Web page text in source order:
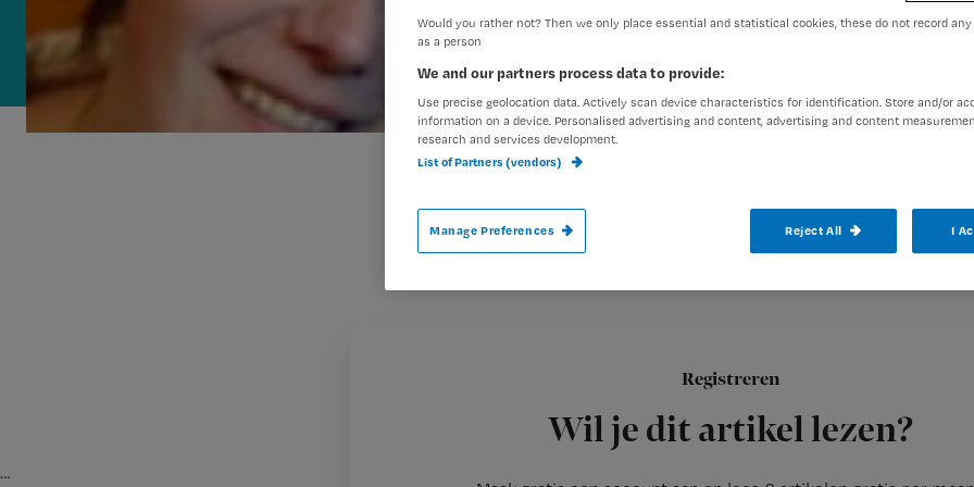
Auteur:
Registreren
Wil je dit artikel lezen?
Dokter Jansen Steur. Als ik zo’n dokter
…
Would you rather not? Then we only place essential and statistical cookies, these do not record
as a person
We and our partners process data to provide:
Use precise geolocation data. Actively scan device characteristics for identification. Store and/or
information on a device. Personalised advertising and content, advertising and content
research and services development.
List of Partners (vendors)
Manage Preferences Reject All I